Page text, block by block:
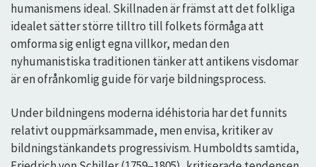
humanismens ideal. Skillnaden är främst att det folkliga
idealet sätter större tilltro till folkets förmåga att
omforma sig enligt egna villkor, medan den
nyhumanistiska traditionen tänker att antikens visdomar
är en ofrånkomlig guide för varje bildningsprocess.
Under bildningens moderna idéhistoria har det funnits
relativt ouppmärksammade, men envisa, kritiker av
bildningstänkandets progressivism. Humboldts samtida,